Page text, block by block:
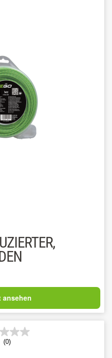
ansehen
(0)